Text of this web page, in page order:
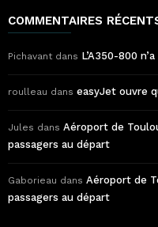
COMMENTAIRES
Pichavant dans L’A350-800
roulleau dans easyJet ouvre
Jules dans Aéroport de
passagers au départ
Gaborieau dans Aéroport de
passagers au départ